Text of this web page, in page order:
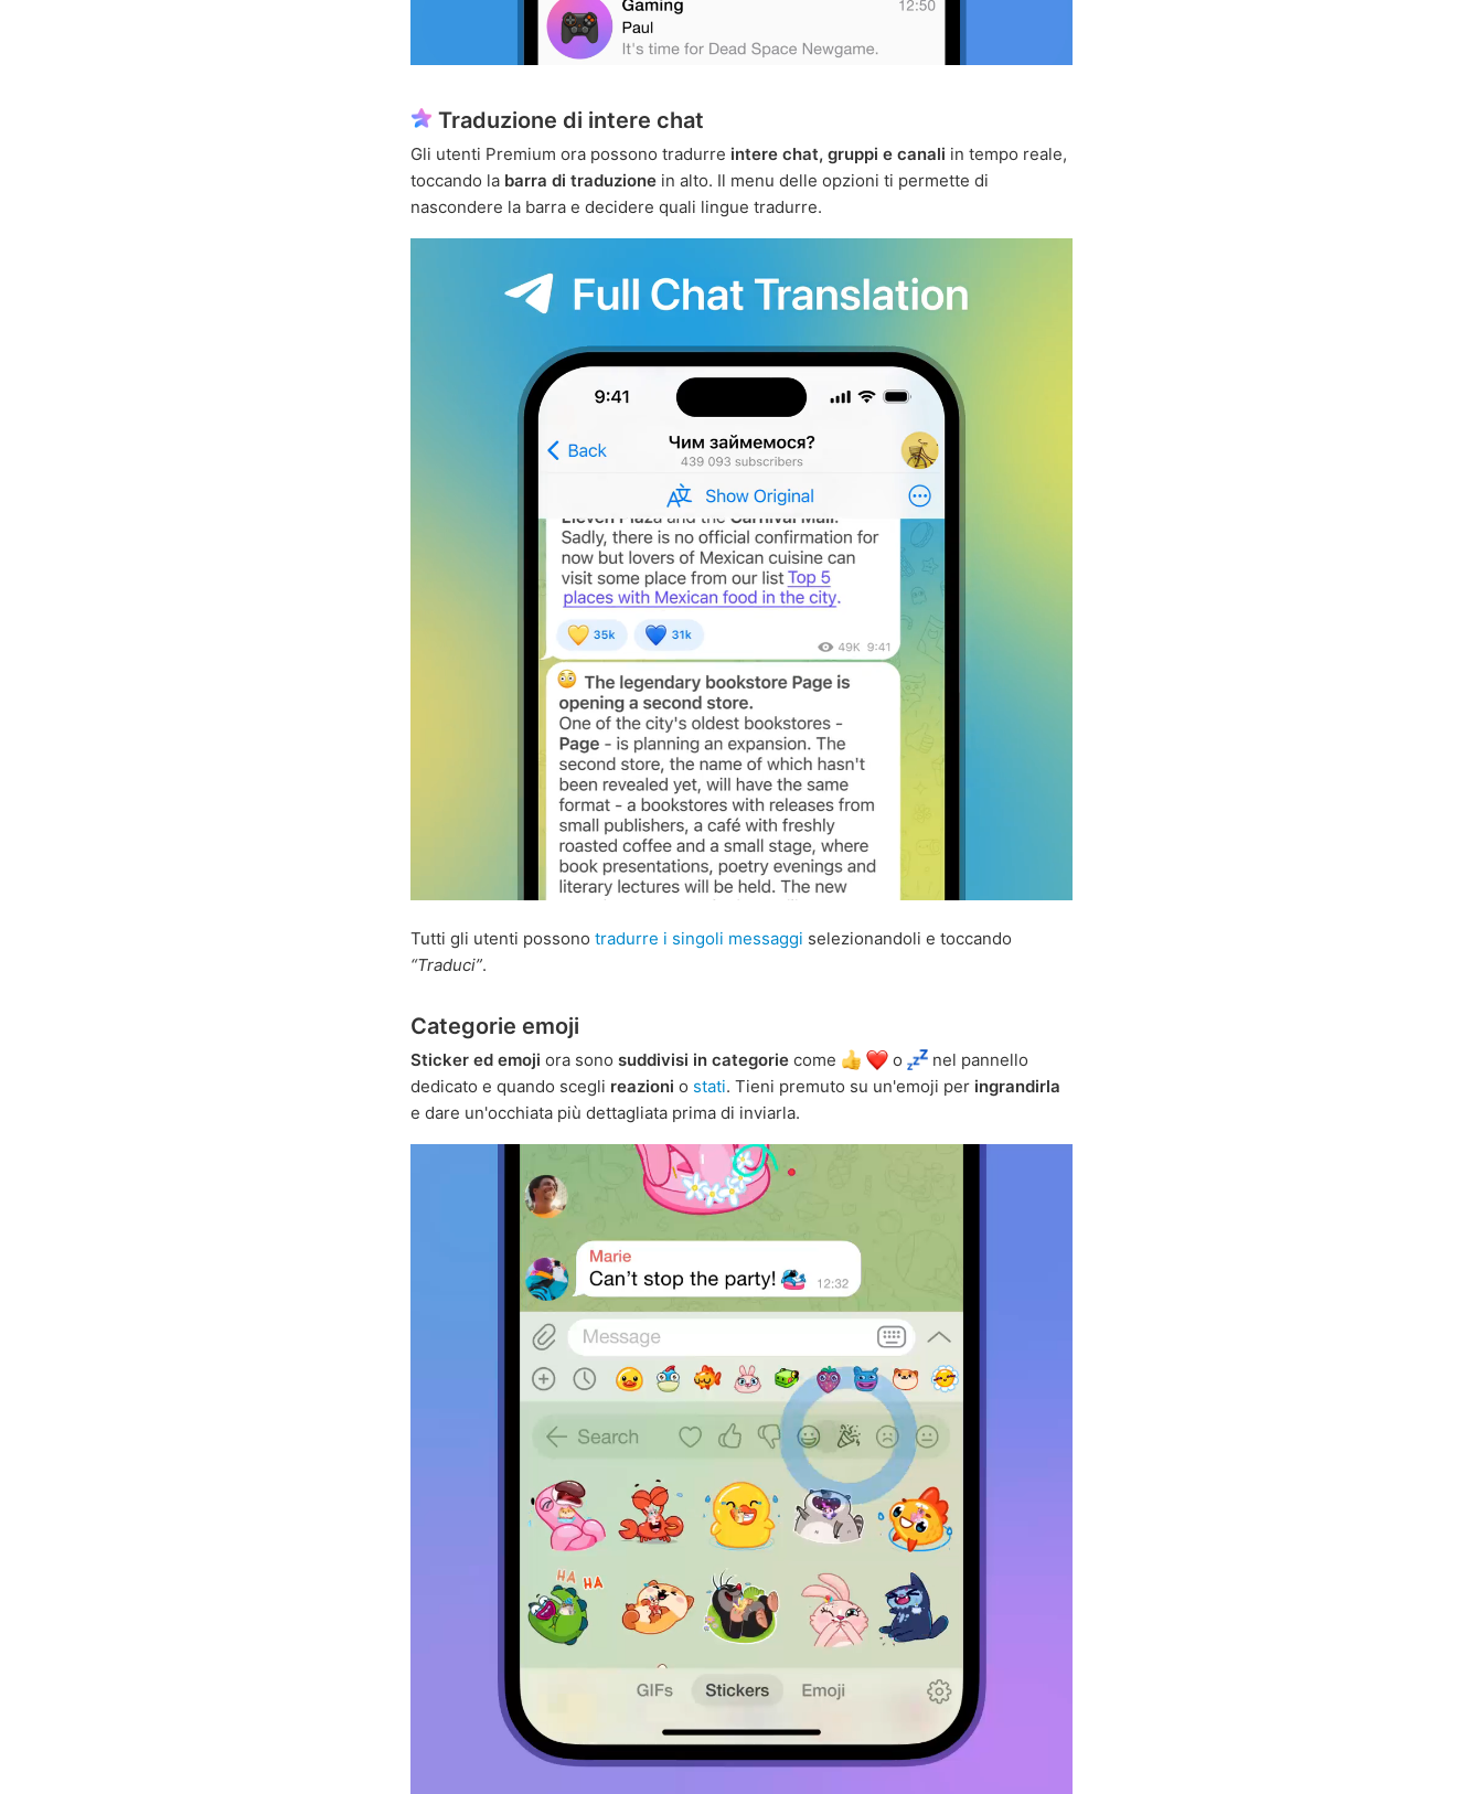
Traduzione di intere chat
Gli utenti Premium ora possono tradurre intere chat, gruppi e canali in tempo reale,
toccando la barra di traduzione in alto. Il menu delle opzioni ti permette di
nascondere la barra e decidere quali lingue tradurre.
Tutti gli utenti possono tradurre i singoli messaggi selezionandoli e toccando
“Traduci”.
Categorie emoji
Sticker ed emoji ora sono suddivisi in categorie come o
nel pannello
dedicato e quando scegli reazioni o stati. Tieni premuto su un'emoji per ingrandirla
e dare un'occhiata più dettagliata prima di inviarla.